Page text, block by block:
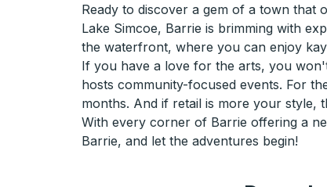
Ready to discover a gem of a town that
Lake Simcoe, Barrie is brimming with
the waterfront, where you can enjoy
If you have a love for the arts, you
hosts community-focused events. For
months. And if retail is more your style,
With every corner of Barrie offering a
Barrie, and let the adventures begin!